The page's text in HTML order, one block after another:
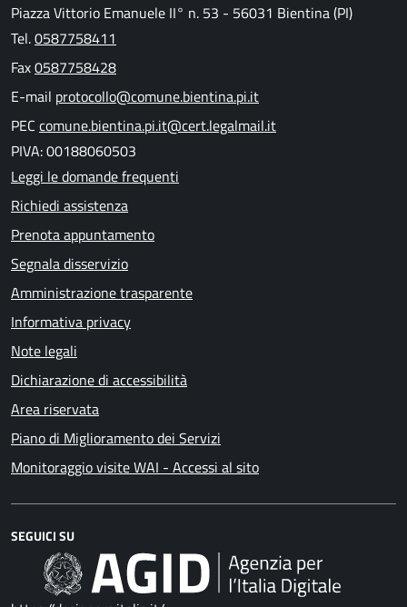
Piazza Vittorio Emanuele II° n. 53 - 56031 Bientina (PI)
Tel.0587758411
Fax0587758428
E-mail protocollo@comune.bientina.pi.it
PEC comune.bientina.pi.it@cert.legalmail.it
PIVA: 00188060503
Leggi le domande frequenti
Richiedi assistenza
Prenota appuntamento
Segnala disservizio
Amministrazione trasparente
Informativa privacy
Note legali
Dichiarazione di accessibilità
Area riservata
Piano di Miglioramento dei Servizi
Monitoraggio visite WAI - Accessi al sito
SEGUICI SU